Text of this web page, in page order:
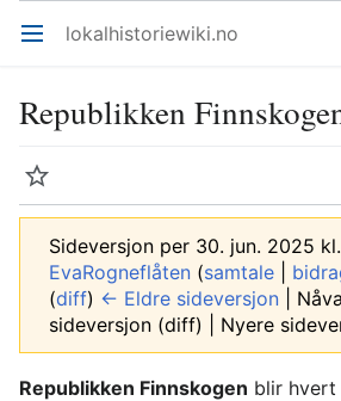
Åpne hovedmenyen lokalhistoriewiki.no
Republikken
Overvåk
Sideversjon per 30. jun. 2025
EvaRogneflåten (samtale
(diff) ← Eldre sideversjon |
sideversjon (diff) | Nyere
Republikken Finnskogen blir